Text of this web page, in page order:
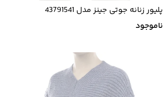
پلیور زنانه جوتی جینز مدل 43791541
ناموجود